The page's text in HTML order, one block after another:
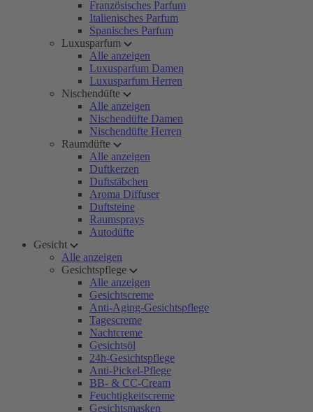
Französisches Parfum
Italienisches Parfum
Spanisches Parfum
Luxusparfum
Alle anzeigen
Luxusparfum Damen
Luxusparfum Herren
Nischendüfte
Alle anzeigen
Nischendüfte Damen
Nischendüfte Herren
Raumdüfte
Alle anzeigen
Duftkerzen
Duftstäbchen
Aroma Diffuser
Duftsteine
Raumsprays
Autodüfte
Gesicht
Alle anzeigen
Gesichtspflege
Alle anzeigen
Gesichtscreme
Anti-Aging-Gesichtspflege
Tagescreme
Nachtcreme
Gesichtsöl
24h-Gesichtspflege
Anti-Pickel-Pflege
BB- & CC-Cream
Feuchtigkeitscreme
Gesichtsmasken